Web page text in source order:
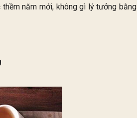
năm mới, không gì lý tưởng bằng